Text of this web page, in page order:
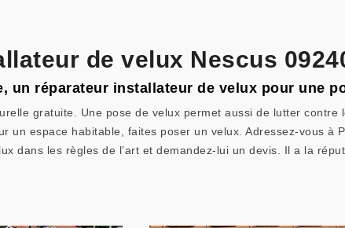
de velux Nescus
un réparateur installateur de velux pour une
gratuite. Une pose de velux permet aussi de lutter
un espace habitable, faites poser un velux. Adressez-vous à
dans les règles de l’art et demandez-lui un devis. Il a la